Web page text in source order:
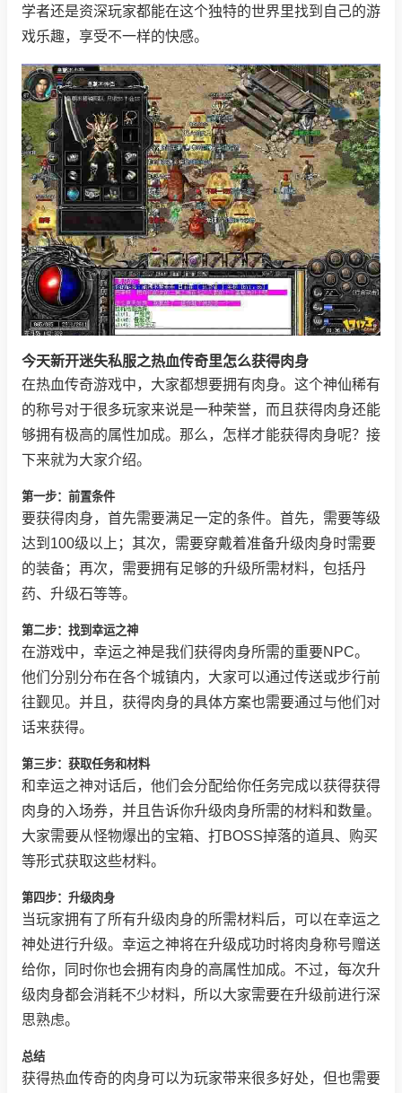
学者还是资深玩家都能在这个独特的世界里找到自己的游
戏乐趣，享受不一样的快感。
今天新开迷失私服之热血传奇里怎么获得肉身
在热血传奇游戏中，大家都想要拥有肉身。这个神仙稀有
的称号对于很多玩家来说是一种荣誉，而且获得肉身还能
够拥有极高的属性加成。那么，怎样才能获得肉身呢？接
下来就为大家介绍。
第一步：前置条件
要获得肉身，首先需要满足一定的条件。首先，需要等级
达到100级以上；其次，需要穿戴着准备升级肉身时需要
的装备；再次，需要拥有足够的升级所需材料，包括丹
药、升级石等等。
第二步：找到幸运之神
在游戏中，幸运之神是我们获得肉身所需的重要NPC。
他们分别分布在各个城镇内，大家可以通过传送或步行前
往觐见。并且，获得肉身的具体方案也需要通过与他们对
话来获得。
第三步：获取任务和材料
和幸运之神对话后，他们会分配给你任务完成以获得获得
肉身的入场券，并且告诉你升级肉身所需的材料和数量。
大家需要从怪物爆出的宝箱、打BOSS掉落的道具、购买
等形式获取这些材料。
第四步：升级肉身
当玩家拥有了所有升级肉身的所需材料后，可以在幸运之
神处进行升级。幸运之神将在升级成功时将肉身称号赠送
给你，同时你也会拥有肉身的高属性加成。不过，每次升
级肉身都会消耗不少材料，所以大家需要在升级前进行深
思熟虑。
总结
获得热血传奇的肉身可以为玩家带来很多好处，但也需要